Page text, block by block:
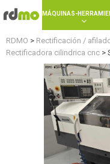
MÁQUINAS-
RDMO > Rectificación /
Rectificadora cilindrica cnc >